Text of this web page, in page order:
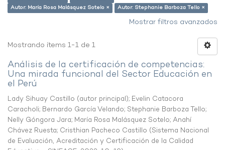
Autor: María Rosa Malásquez Sotelo ×
Autor: Stephanie Barboza Tello ×
Mostrar filtros avanzados
Mostrando ítems 1-1 de 1
Análisis de la certificación de competencias:
Una mirada funcional del Sector Educación en
el Perú
Lady Sihuay Castillo (autor principal); Evelin Catacora
Caracholi; Bernardo García Velando; Stephanie Barboza Tello;
Nelly Góngora Jara; María Rosa Malásquez Sotelo; Anahí
Chávez Ruesta; Cristhian Pacheco Castillo (Sistema Nacional
de Evaluación, Acreditación y Certificación de la Calidad